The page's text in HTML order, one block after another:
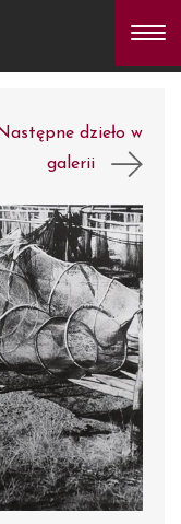
Następne dzieło w
galerii